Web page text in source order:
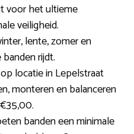
voor het ultieme
veiligheid.
lente, zomer en
rijdt.
locatie in Lepelstraat
monteren en balanceren
banden een minimale